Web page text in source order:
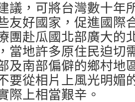
議，可將台灣數十年
友好國家，促進國際
團赴瓜國北部廣大的
當地許多原住民迫切
及南部偏僻的鄉村地
要從相片上風光明媚
際上相當艱辛。